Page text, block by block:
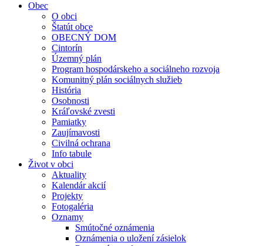
Obec
O obci
Štatút obce
OBECNÝ DOM
Cintorín
Územný plán
Program hospodárskeho a sociálneho rozvoja
Komunitný plán sociálnych služieb
História
Osobnosti
Kráľovské zvesti
Pamiatky
Zaujímavosti
Civilná ochrana
Info tabule
Život v obci
Aktuality
Kalendár akcií
Projekty
Fotogaléria
Oznamy
Smútočné oznámenia
Oznámenia o uložení zásielok